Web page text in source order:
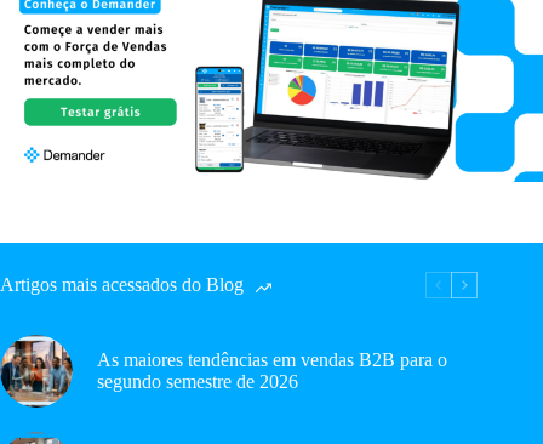
Artigos mais acessados do Blog
As maiores tendências em vendas B2B para o
segundo semestre de 2026